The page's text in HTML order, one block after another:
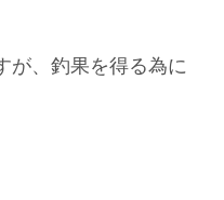
が、釣果を得る為に